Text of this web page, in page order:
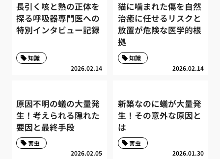
長引く咳と熱の正体を
探る呼吸器専門医への
特別インタビュー記録
2026.02.14
知識
猫に噛まれた傷を自然
治癒に任せるリスクと
放置が危険な医学的根
拠
2026.02.14
知識
原因不明の蟻の大量発
生！考えられる隠れた
要因と最終手段
2026.02.05
害虫
新築なのに蟻が大量発
生！その意外な原因と
は
2026.01.30
害虫